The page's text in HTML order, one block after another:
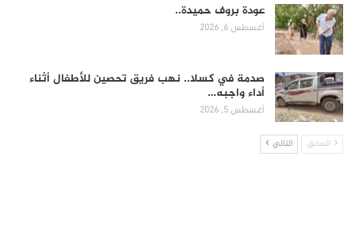
عودة بروف حميدة..
أغسطس 6, 2026
صدمة في كسلا.. نهب فريق تحصين للأطفال أثناء
أداء واجبه…
أغسطس 5, 2026
السابق التالي